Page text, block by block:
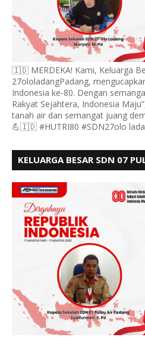
🇮🇩 MERDEKA! Kami, Keluarga
27ololadangPadang,
Indonesia ke-80. Dengan
Rakyat Sejahtera, Indonesia
tanah air dan semangat juang
💪🇮🇩 #HUTRI80 #SDN27olo
KELUARGA BESAR SDN 07